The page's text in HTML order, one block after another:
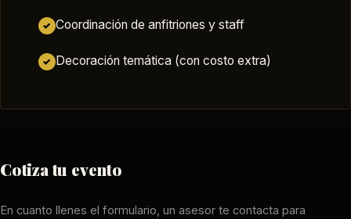
✓ Coordinación de anfitriones y staff
✓ Decoración temática (con costo extra)
Cotiza tu evento
En cuanto llenes el formulario, un asesor te contacta para